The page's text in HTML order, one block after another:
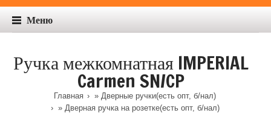
Меню
Ручка межкомнатная IMPERIAL
Carmen SN/CP
Главная » Дверные ручки(есть опт, б/нал)
» Дверная ручка на розетке(есть опт, б/нал)